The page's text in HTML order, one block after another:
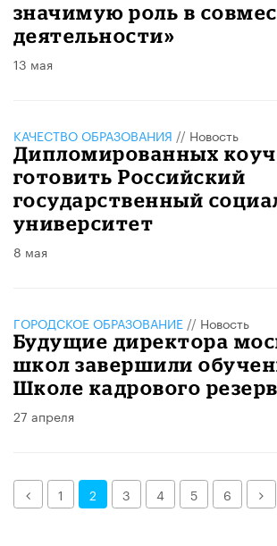
значимую роль в
деятельности»
13 мая
КАЧЕСТВО ОБРАЗОВАНИЯ // Новость
Дипломированных
готовить Российский
государственный
университет
8 мая
ГОРОДСКОЕ ОБРАЗОВАНИЕ // Новость
Будущие директора
школ завершили
Школе кадрового
27 апреля
Назад1 2 3 4 5 6